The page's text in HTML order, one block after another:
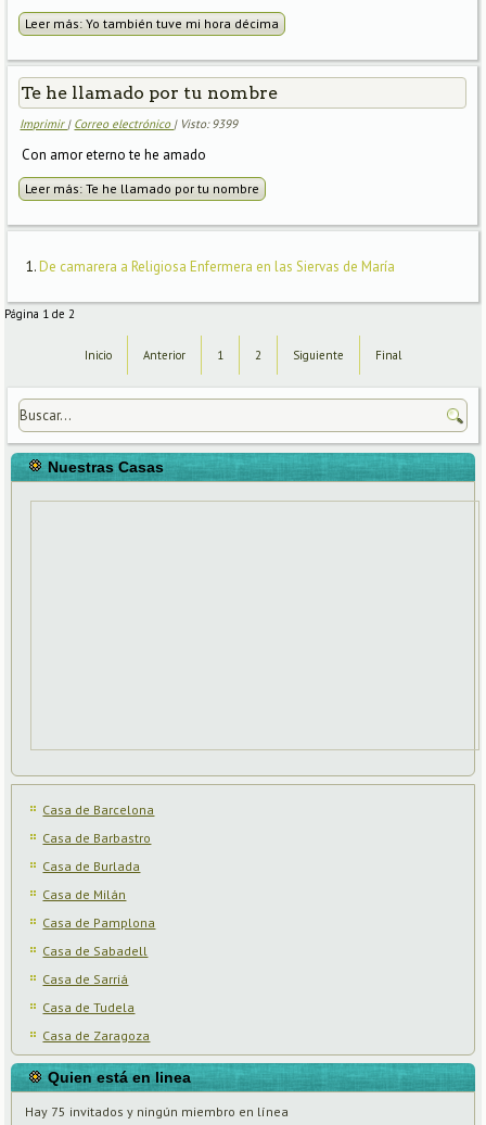
Leer más: Yo también tuve mi hora décima
Te he llamado por tu nombre
Imprimir | Correo electrónico | Visto: 9399
Con amor eterno te he amado
Leer más: Te he llamado por tu nombre
De camarera a Religiosa Enfermera en las Siervas de María
Página 1 de 2
Inicio Anterior 1 2 Siguiente Final
Nuestras Casas
Casa de Barcelona
Casa de Barbastro
Casa de Burlada
Casa de Milán
Casa de Pamplona
Casa de Sabadell
Casa de Sarriá
Casa de Tudela
Casa de Zaragoza
Quien está en linea
Hay 75 invitados y ningún miembro en línea